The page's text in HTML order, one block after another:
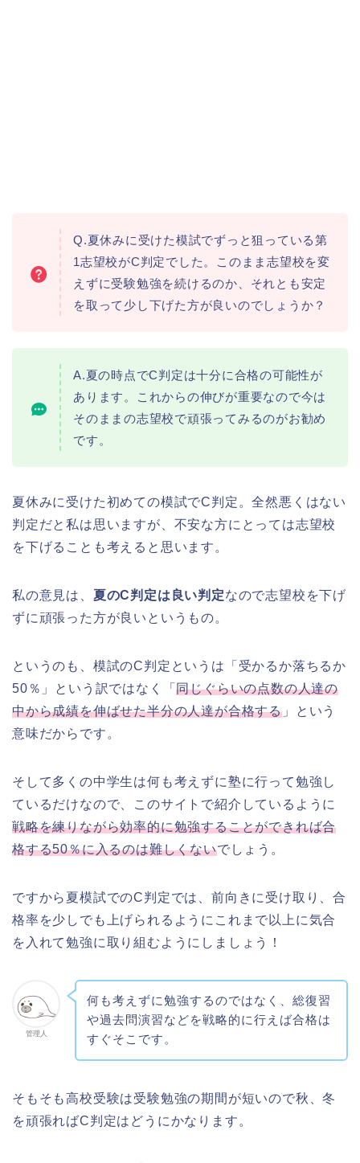
Q.夏休みに受けた模試でずっと狙っている第
1志望校がC判定でした。このまま志望校を変
えずに受験勉強を続けるのか、それとも安定
を取って少し下げた方が良いのでしょうか？
A.夏の時点でC判定は十分に合格の可能性が
あります。これからの伸びが重要なので今は
そのままの志望校で頑張ってみるのがお勧め
です。
夏休みに受けた初めての模試でC判定。全然悪くはない
判定だと私は思いますが、不安な方にとっては志望校
を下げることも考えると思います。
私の意見は、 夏のC判定は良い判定なので志望校を下げ
ずに頑張った方が良いというもの。
というのも、模試のC判定というは「受かるか落ちるか
50％」という訳ではなく「同じぐらいの点数の人達の
中から成績を伸ばせた半分の人達が合格する 」という
意味だからです。
そして多くの中学生は何も考えずに塾に行って勉強し
ているだけなので、このサイトで紹介しているように
戦略を練りながら効率的に勉強することができれば合
格する50％に入るのは難しくないでしょう。
ですから夏模試でのC判定では、前向きに受け取り、合
格率を少しでも上げられるようにこれまで以上に気合
を入れて勉強に取り組むようにしましょう！
管理人
何も考えずに勉強するのではなく、総復習
や過去問演習などを戦略的に行えば合格は
すぐそこです。
そもそも高校受験は受験勉強の期間が短いので秋、冬
を頑張ればC判定はどうにかなります。